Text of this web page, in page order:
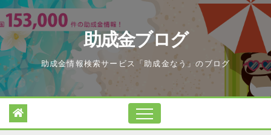
Skip
to
content
助成金ブログ
助成金情報検索サービス「助成金なう」のブログ